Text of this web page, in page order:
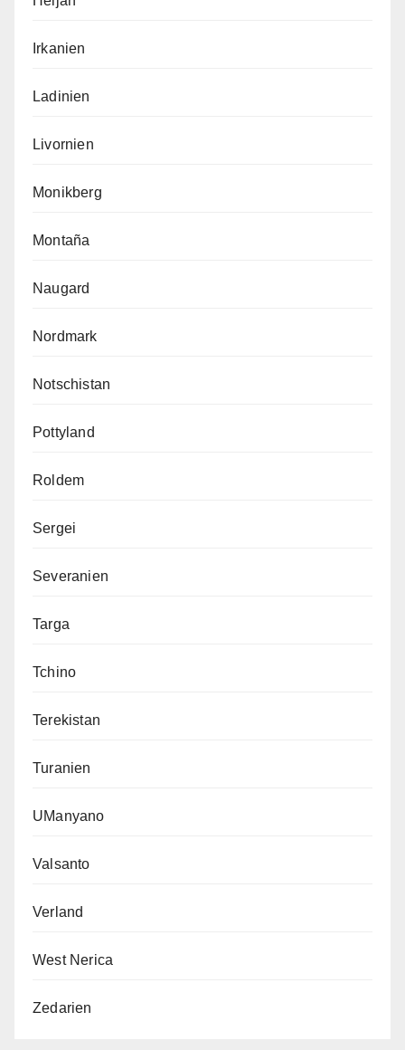
Irkanien
Ladinien
Livornien
Monikberg
Montaña
Naugard
Nordmark
Notschistan
Pottyland
Roldem
Sergei
Severanien
Targa
Tchino
Terekistan
Turanien
UManyano
Valsanto
Verland
West Nerica
Zedarien